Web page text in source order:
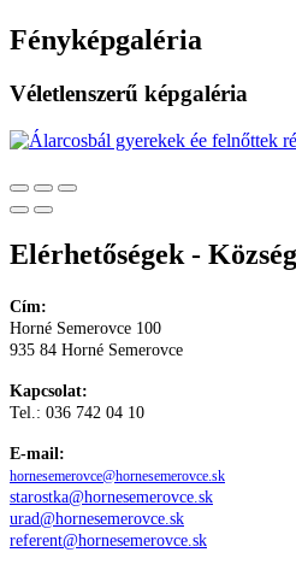
Fényképgaléria
Véletlenszerű képgaléria
Elérhetőségek -
Cím:
Horné Semerovce 100
935 84 Horné Semerovce
Kapcsolat:
Tel.: 036 742 04 10
E-mail:
hornesemerovce@hornesemerovce.sk
starostka@hornesemerovce.sk
urad@hornesemerovce.sk
referent@hornesemerovce.sk